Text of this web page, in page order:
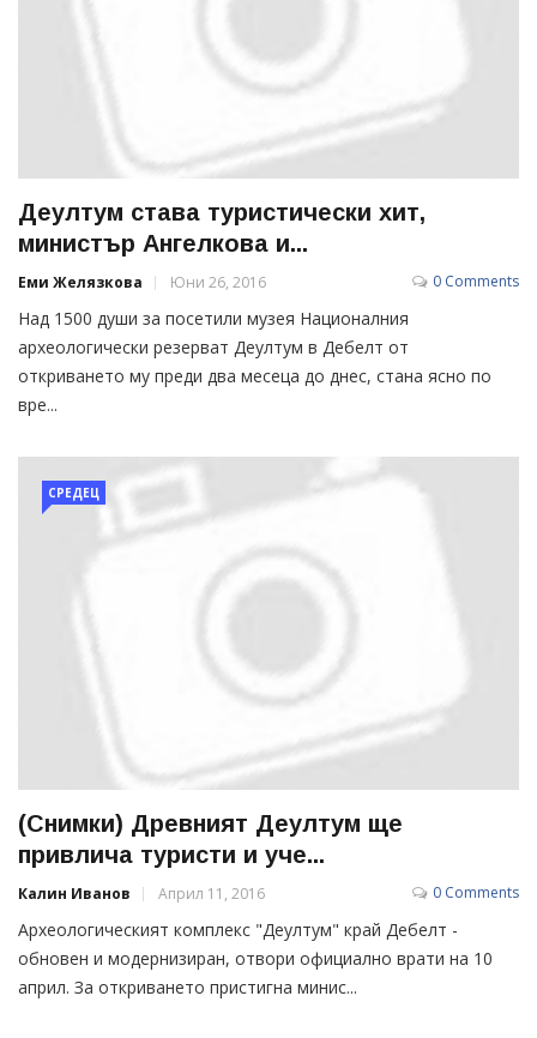
Деултум става туристически хит,
министър Ангелкова и...
Еми Желязкова Юни 26, 2016 0 Comments
Над 1500 души за посетили музея Националния
археологически резерват Деултум в Дебелт от
откриването му преди два месеца до днес, стана ясно по
вре...
СРЕДЕЦ
(Снимки) Древният Деултум ще
привлича туристи и уче...
Калин Иванов Април 11, 2016 0 Comments
Археологическият комплекс "Деултум" край Дебелт -
обновен и модернизиран, отвори официално врати на 10
април. За откриването пристигна минис...